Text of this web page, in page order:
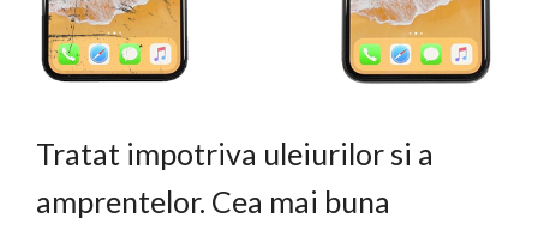
Tratat impotriva uleiurilor si a
amprentelor. Cea mai buna